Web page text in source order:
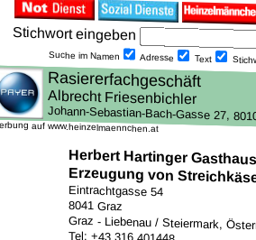
Stich­wort ein­geben
Suche im Namen Adresse Text
auf www.heinzelmaennchen.at
Herbert Hartinger Gasthaus
Erzeugung von
Eintrachtgasse 54
8041 Graz
Graz - Liebenau / Steiermark,